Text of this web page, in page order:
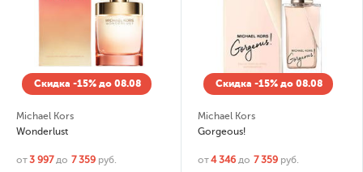
Скидка -15% до 08.08
Michael Kors
Wonderlust
от3 997 до 7 359 руб.
Скидка -15% до 08.08
Michael Kors
Gorgeous!
от4 346 до 7 359 руб.